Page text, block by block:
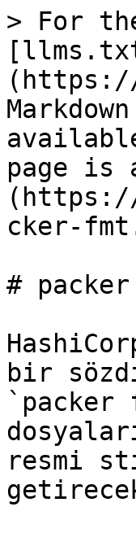
> For
page is
(https://
cker-
#
bir
`packer
resmi